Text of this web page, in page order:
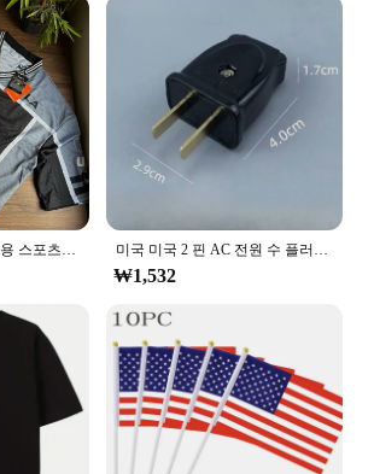
아메리칸 스타일 남성용 스포츠 피트니스 티셔츠, 그래피티 스타일, 루즈한 3D 입체 브이넥, 오버사이즈 티셔츠, #93, 여름 신상 미국 미국 2 핀 AC 전원 수 플러그 암 소켓 콘센트 어댑터, 와이어 재배선 익스텐션 코드 커넥터 포함
₩1,532